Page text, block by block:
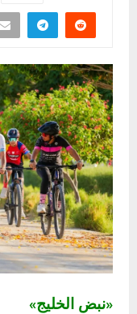
«نبض الخليج»